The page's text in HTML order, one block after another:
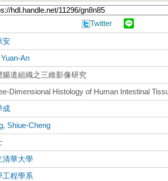
Twitter
安
Yuan-An
腸道組織之三維影像研究
Dimensional Histology of Human Intestinal
成
Shiue-Cheng
清華大學
工程學系